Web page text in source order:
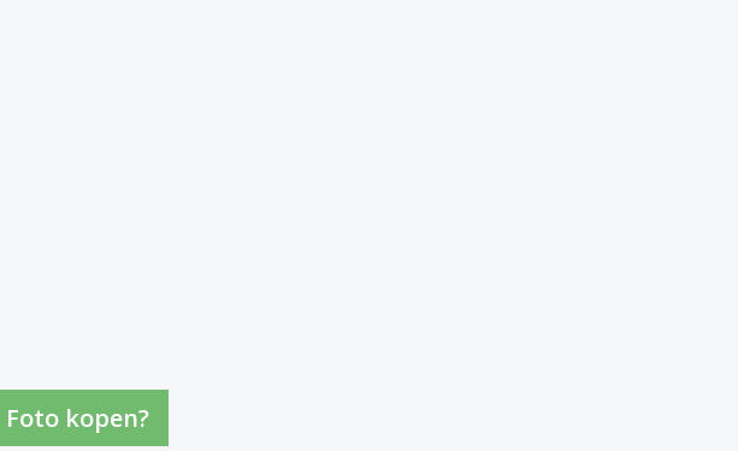
Foto kopen?